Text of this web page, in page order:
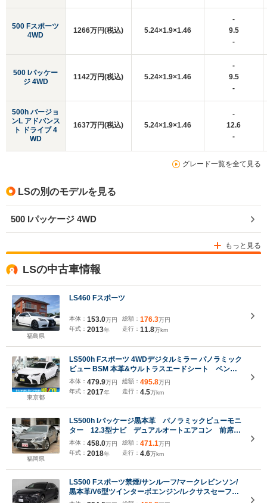
500 Fスポーツ
4WD
500 Iパッケー
ジ 4WD
500h バージョ
ンL アドバンス
ト ドライブ 4
WD
1266万円(税込) 5.24×1.9×1.46
-
9.5
-
1142万円(税込) 5.24×1.9×1.46
-
9.5
-
1637万円(税込) 5.24×1.9×1.46
-
12.6
-
グレード一覧を全て見る
LSの別のモデルを見る
500 Iパッケージ 4WD
もっと見る
LSの中古車情報
福島県
LS460 Fスポーツ
本体： 153.0万円
年式： 2013年
総額： 176.3万円
走行： 11.8万km
東京都
LS500h Fスポーツ 4WDデジタルミラー パノラミック
ビュー BSM 本革&ウルトラスエードシート ベンチ
レーション 前後シート&ステアヒーター パワート
ランク HUD 12.3インチナビ ブルーレイ
ETC2.0 三眼LED
本体： 479.9万円
年式： 2017年
総額： 495.8万円
走行： 4.5万km
福岡県
LS500h Iパッケージ黒本革 パノラミックビューモニ
ター 12.3型ナビ デュアルオートエアコン 前席シ
ートヒーター&ベンチレーション 三眼LEDヘッドラ
イト 前後ドラレコ レーダー探知機 ETC2.0
本体： 458.0万円
年式： 2018年
総額： 471.1万円
走行： 4.6万km
LS500 Fスポーツ禁煙/サンルーフ/マークレビンソン/
黒本革/V6型ツインターボエンジン/レクサスセーフテ